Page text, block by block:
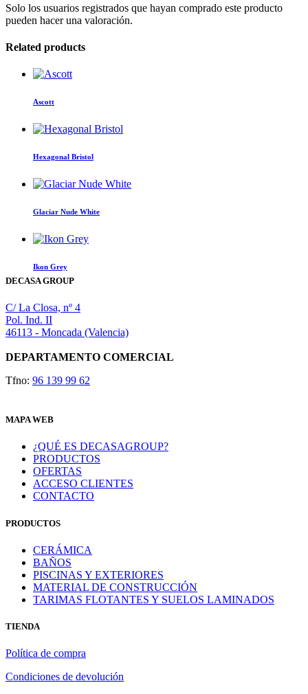
Solo los usuarios registrados que hayan comprado este producto
pueden hacer una valoración.
Related products
Ascott
Hexagonal Bristol
Glaciar Nude White
Ikon Grey
DECASA GROUP
C/ La Closa, nº 4
Pol. Ind. II
46113 - Moncada (Valencia)
DEPARTAMENTO COMERCIAL
Tfno: 96 139 99 62
MAPA WEB
¿QUÉ ES DECASAGROUP?
PRODUCTOS
OFERTAS
ACCESO CLIENTES
CONTACTO
PRODUCTOS
CERÁMICA
BAÑOS
PISCINAS Y EXTERIORES
MATERIAL DE CONSTRUCCIÓN
TARIMAS FLOTANTES Y SUELOS LAMINADOS
TIENDA
Política de compra
Condiciones de devolución